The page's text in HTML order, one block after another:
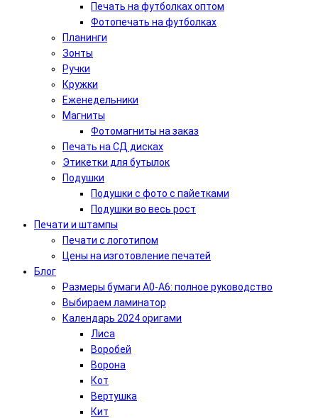
Печать на футболках оптом
Фотопечать на футболках
Планинги
Зонты
Ручки
Кружки
Еженедельники
Магниты
Фотомагниты на заказ
Печать на СД дисках
Этикетки для бутылок
Подушки
Подушки с фото с пайетками
Подушки во весь рост
Печати и штампы
Печати с логотипом
Цены на изготовление печатей
Блог
Размеры бумаги А0-А6: полное руководство
Выбираем ламинатор
Календарь 2024 оригами
Лиса
Воробей
Ворона
Кот
Вертушка
Кит